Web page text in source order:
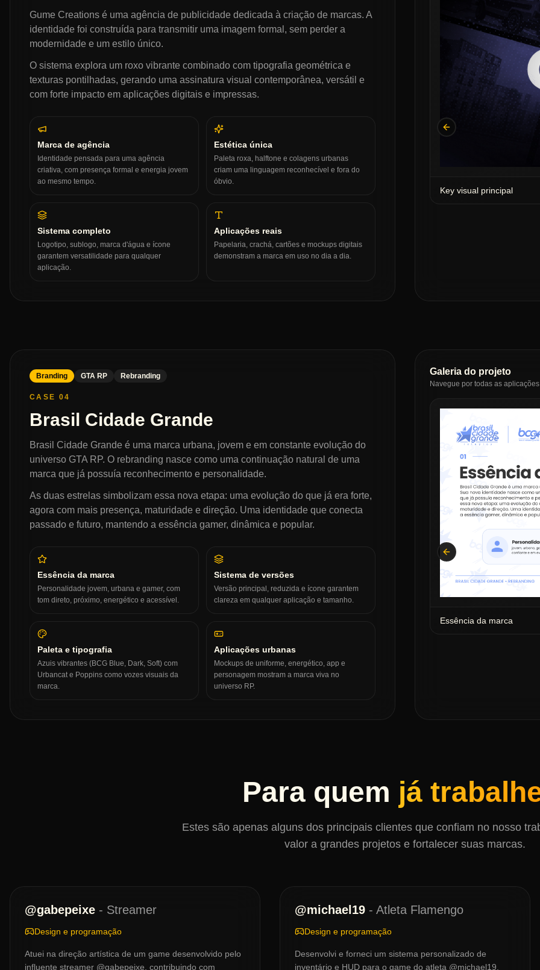
Gume Creations é uma agência de publicidade dedicada à criação de marcas. A
identidade foi construída para transmitir uma imagem formal, sem perder a
modernidade e um estilo único.
O sistema explora um roxo vibrante combinado com tipografia geométrica e
texturas pontilhadas, gerando uma assinatura visual contemporânea, versátil e
com forte impacto em aplicações digitais e impressas.
Marca de agência
Identidade pensada para uma agência
criativa, com presença formal e energia jovem
ao mesmo tempo.
Estética única
Paleta roxa, halftone e colagens urbanas
criam uma linguagem reconhecível e fora do
óbvio.
Sistema completo
Logotipo, sublogo, marca d'água e ícone
garantem versatilidade para qualquer
aplicação.
Aplicações reais
Papelaria, crachá, cartões e mockups digitais
demonstram a marca em uso no dia a dia.
Key visual principal
Previous slide
Branding GTA RP Rebranding
CASE 04
Brasil Cidade Grande
Brasil Cidade Grande é uma marca urbana, jovem e em constante evolução do
universo GTA RP. O rebranding nasce como uma continuação natural de uma
marca que já possuía reconhecimento e personalidade.
As duas estrelas simbolizam essa nova etapa: uma evolução do que já era forte,
agora com mais presença, maturidade e direção. Uma identidade que conecta
passado e futuro, mantendo a essência gamer, dinâmica e popular.
Essência da marca
Personalidade jovem, urbana e gamer, com
tom direto, próximo, energético e acessível.
Sistema de versões
Versão principal, reduzida e ícone garantem
clareza em qualquer aplicação e tamanho.
Paleta e tipografia
Azuis vibrantes (BCG Blue, Dark, Soft) com
Urbancat e Poppins como vozes visuais da
marca.
Aplicações urbanas
Mockups de uniforme, energético, app e
personagem mostram a marca viva no
universo RP.
Galeria do projeto
Navegue por todas as
Essência da marca
Previous slide
Para quem já
Estes são apenas alguns dos principais clientes que confiam no nosso
valor a grandes projetos e fortalecer suas marcas.
@gabepeixe - Streamer
Design e programação
Atuei na direção artística de um game desenvolvido pelo
influente streamer @gabepeixe, contribuindo com
@michael19 - Atleta Flamengo
Design e programação
Desenvolvi e forneci um sistema personalizado de
inventário e HUD para o game do atleta @michael19,